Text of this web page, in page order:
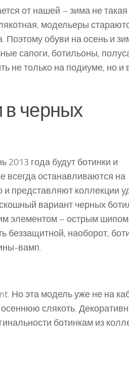
от нашей – зима не такая
модельеры
Поэтому обуви на осень и
сапоги, ботильоны,
не только на подиуме, но и
в черных
2013 года будут ботинки и
останавливаются на
и представляют коллекции
вариант черных
элементом – острым
беззащитной, наоборот,
вамп.
Но эта модель уже не на
слякоть.
ботинкам из